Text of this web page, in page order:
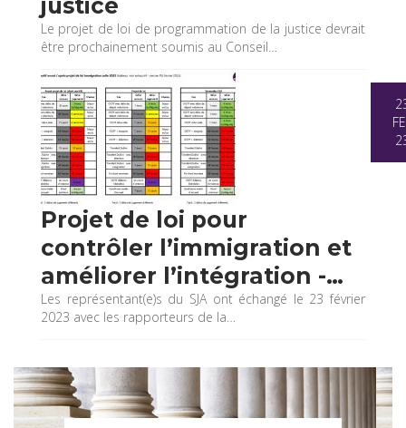
justice
Le projet de loi de programmation de la justice devrait
être prochainement soumis au Conseil…
Projet de loi pour
contrôler l’immigration et
améliorer l’intégration -…
Les représentant(e)s du SJA ont échangé le 23 février
2023 avec les rapporteurs de la…